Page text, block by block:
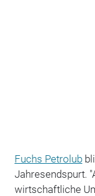
Fuchs Petrolub
Jahresendspurt.
wirtschaftliche